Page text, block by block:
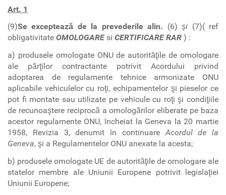
Art. 1
(9)Se exceptează de la prevederile alin. (6)şi (7)( ref
obligativitate OMOLOGAREsi CERTIFICARE RAR ) :
a) produsele omologate ONU de autorităţile de omologare
ale părţilor contractante potrivit Acordului privind
adoptarea de regulamente tehnice armonizate ONU
aplicabile vehiculelor cu roţi, echipamentelor şi pieselor ce
pot fi montate sau utilizate pe vehicule cu roţi şi condiţiile
de recunoaştere reciprocă a omologărilor eliberate pe baza
acestor regulamente ONU, încheiat la Geneva la 20 martie
1958, Revizia 3, denumit în continuareAcordul de la
Geneva, şi a Regulamentelor ONU anexate la acesta;
b) produsele omologate UE de autorităţile de omologare ale
statelor membre ale Uniunii Europene potrivit legislaţiei
Uniunii Europene;